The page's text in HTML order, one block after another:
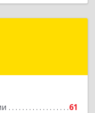
61
Ревда г, Азина ул,